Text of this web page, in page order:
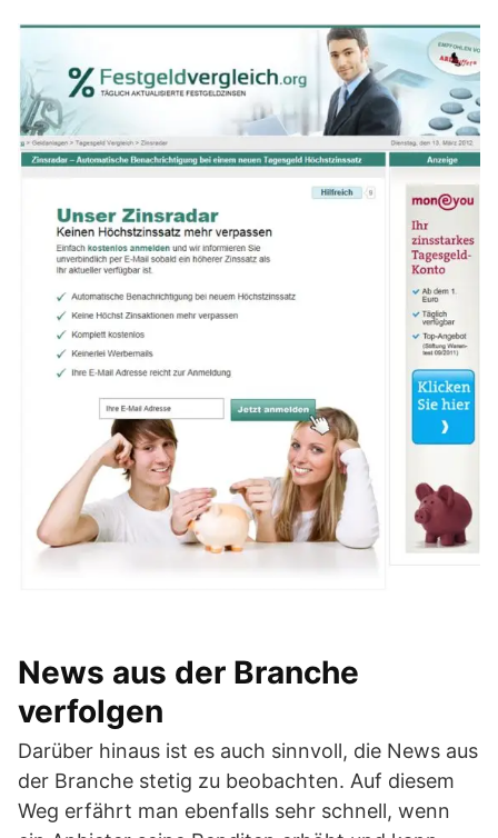
News aus der Branche
verfolgen
Darüber hinaus ist es auch sinnvoll, die News aus
der Branche stetig zu beobachten. Auf diesem
Weg erfährt man ebenfalls sehr schnell, wenn